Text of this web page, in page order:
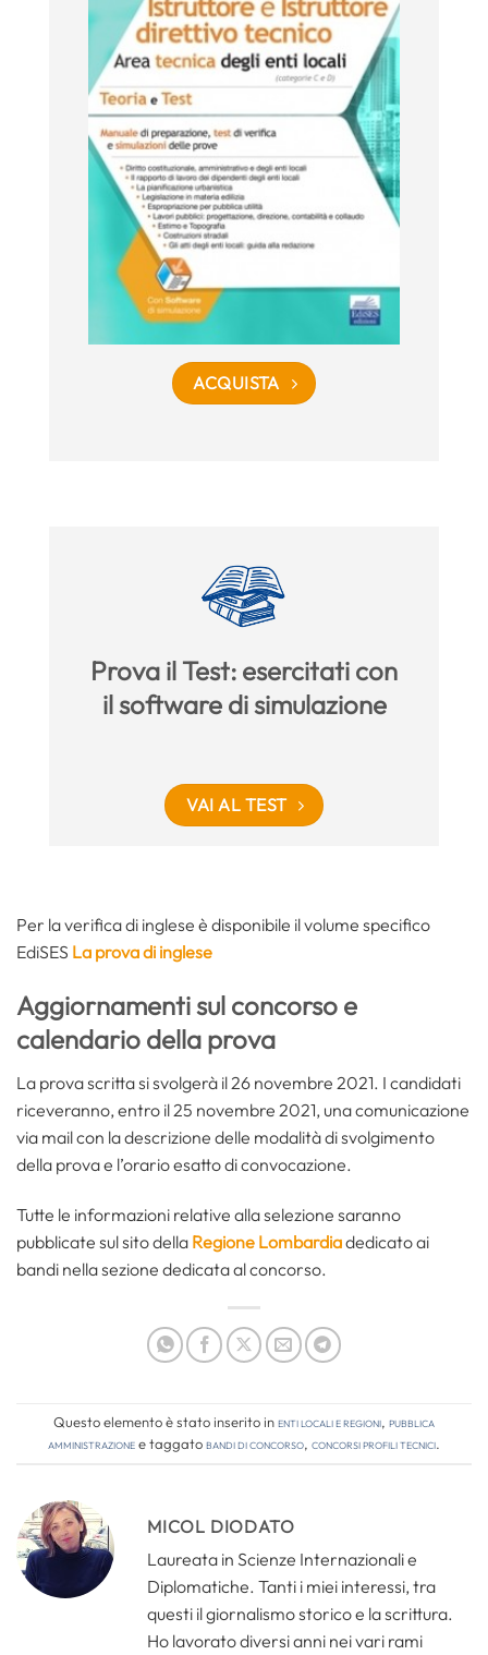
ACQUISTA
Prova il Test: esercitati con
il software di simulazione
VAI AL TEST
Per la verifica di inglese è disponibile il volume specifico
EdiSES La prova di inglese
Aggiornamenti sul concorso e
calendario della prova
La prova scritta si svolgerà il 26 novembre 2021. I candidati
riceveranno, entro il 25 novembre 2021, una comunicazione
via mail con la descrizione delle modalità di svolgimento
della prova e l’orario esatto di convocazione.
Tutte le informazioni relative alla selezione saranno
pubblicate sul sito della Regione Lombardiadedicato ai
bandi nella sezione dedicata al concorso.
Questo elemento è stato inserito inEnti locali e regioni, Pubblica
amministrazionee taggatobandi di concorso, concorsi profili tecnici.
MICOL DIODATO
Laureata in Scienze Internazionali e
Diplomatiche. Tanti i miei interessi, tra
questi il giornalismo storico e la scrittura.
Ho lavorato diversi anni nei vari rami